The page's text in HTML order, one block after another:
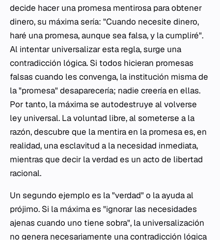
decide hacer una promesa mentirosa para obtener
dinero, su máxima sería: "Cuando necesite dinero,
haré una promesa, aunque sea falsa, y la cumpliré".
Al intentar universalizar esta regla, surge una
contradicción lógica. Si todos hicieran promesas
falsas cuando les convenga, la institución misma de
la "promesa" desaparecería; nadie creería en ellas.
Por tanto, la máxima se autodestruye al volverse
ley universal. La voluntad libre, al someterse a la
razón, descubre que la mentira en la promesa es, en
realidad, una esclavitud a la necesidad inmediata,
mientras que decir la verdad es un acto de libertad
racional.
Un segundo ejemplo es la "verdad" o la ayuda al
prójimo. Si la máxima es "ignorar las necesidades
ajenas cuando uno tiene sobra", la universalización
no genera necesariamente una contradicción lógica